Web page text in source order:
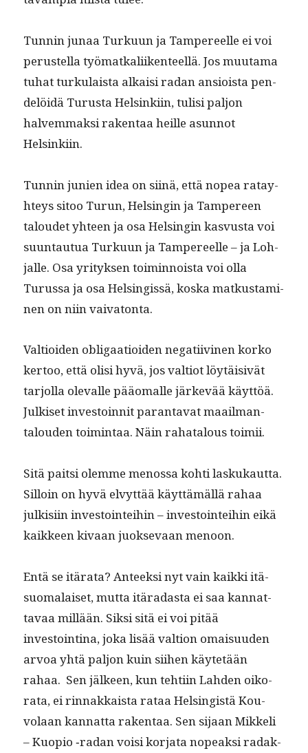
Tun­nin junaa Turku­un ja Tam­pereelle ei voi
perustel­la työ­matkali­iken­teel­lä. Jos muu­ta­ma
tuhat turku­laista alka­isi radan ansioista pen­
delöidä Turus­ta Helsinki­in, tulisi paljon
halvem­mak­si rak­en­taa heille asun­not
Helsinkiin.
Tun­nin junien idea on siinä, että nopea ratay­
hteys sitoo Turun, Helsin­gin ja Tam­pereen
taloudet yhteen ja osa Helsin­gin kasvus­ta voi
suun­tau­tua Turku­un ja Tam­pereelle – ja Loh­
jalle. Osa yri­tyk­sen toimin­noista voi olla
Turus­sa ja osa Helsingis­sä, kos­ka matkus­t­a­mi­
nen on niin vaivatonta.
Val­tioiden oblig­aa­tioiden negati­ivi­nen korko
ker­too, että olisi hyvä, jos val­tiot löytäi­sivät
tar­jol­la ole­valle pääo­ma­lle järkevää käyt­töä.
Julkiset investoin­nit paran­ta­vat maail­man­
talouden toim­intaa. Näin rahat­alous toimii.
Sitä pait­si olemme menos­sa kohti laskukaut­ta.
Sil­loin on hyvä elvyt­tää käyt­tämäl­lä rahaa
julk­isi­in investoin­tei­hin – investoin­tei­hin eikä
kaik­keen kivaan juok­se­vaan menoon.
Entä se itära­ta? Anteek­si nyt vain kaik­ki itä­
suo­ma­laiset, mut­ta itäradas­ta ei saa kan­nat­
tavaa mil­lään. Sik­si sitä ei voi pitää
investointi­na, joka lisää val­tion omaisu­u­den
arvoa yhtä paljon kuin siihen käytetään
rahaa. Sen jäl­keen, kun tehti­in Lah­den oiko­
ra­ta, ei rin­nakkaista rataa Helsingistä Kou­
volaan kan­nat­ta rak­en­taa. Sen sijaan Mikke­li
– Kuo­pio ‑radan voisi kor­ja­ta nopeak­si radak­